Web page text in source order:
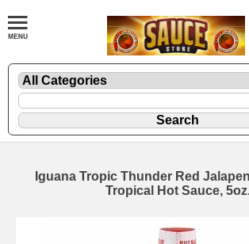
Iguana Tropic Thunder Red
Tropical Hot Sauce,